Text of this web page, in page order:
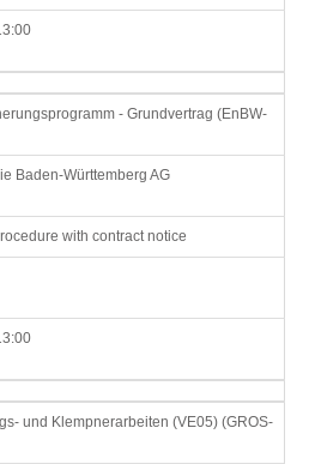
- Grundvertrag (EnBW-
Baden-Württemberg AG
with contract notice
und Klempnerarbeiten (VE05) (GROS-